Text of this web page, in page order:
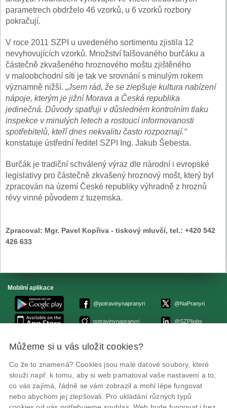
parametrech obdrželo 46 vzorků, u 6 vzorků rozbory
pokračují.
V roce 2011 SZPI u uvedeného sortimentu zjistila 12
nevyhovujících vzorků. Množství falšovaného burčáku a
částečně zkvašeného hroznového moštu zjištěného
v maloobchodní síti je tak ve srovnání s minulým rokem
významně nižší. „Jsem rád, že se zlepšuje kultura nabízení
nápoje, kterým je jižní Morava a Česká republika
jedinečná. Důvody spatřuji v důsledném kontrolním tlaku
inspekce v minulých letech a rostoucí informovanosti
spotřebitelů, kteří dnes nekvalitu často rozpoznají.“
konstatuje ústřední ředitel SZPI Ing. Jakub Šebesta.
Burčák je tradiční schválený výraz dle národní i evropské
legislativy pro částečně zkvašený hroznový mošt, který byl
zpracován na území České republiky výhradně z hroznů
révy vinné původem z tuzemska.
Zpracoval: Mgr. Pavel Kopřiva - tiskový mluvčí, tel.: +420 542
426 633
Mobilní aplikace
@potravinynapranyri
potravinynapranyri
@NaPranyri
@SZPIjobs
© Státní zemědělská a potravinářská inspekce 2026.
ID datové schránky: avraiqg
IČO: 75014149, DIČ: CZ75014149
Prohlášení o přístupnosti|Zásady ochrany soukromí
Můžeme si u vás uložit cookies?
Co že to znamená? Cookies jsou malé datové soubory, které
slouží např. k tomu, aby si web pamatoval vaše nastavení a to,
co vás zajímá, řádně se vám zobrazil a mohl lépe fungovat
nebo abychom jej zlepšovali. Pro ukládání různých typů